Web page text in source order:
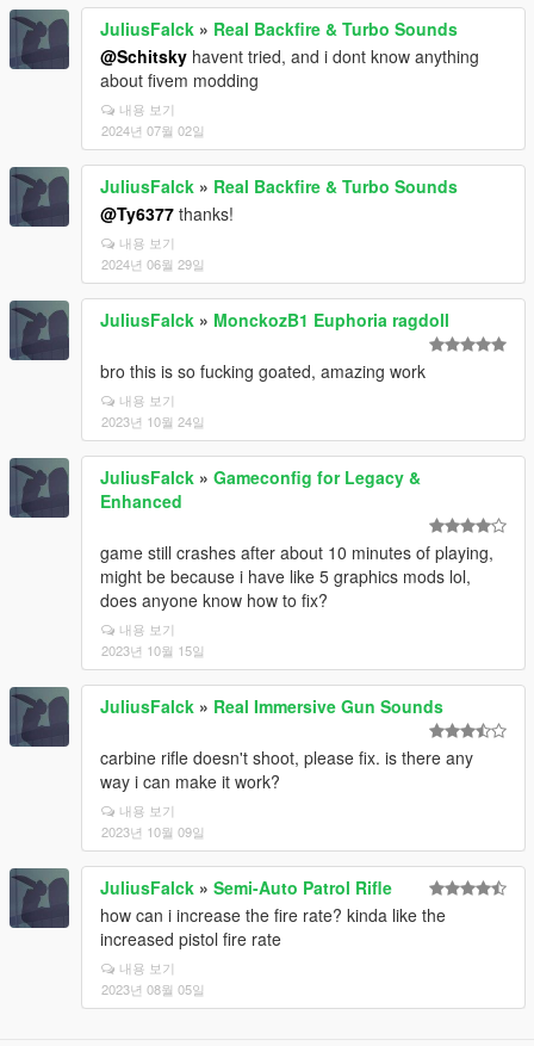
JuliusFalck » Real Backfire & Turbo Sounds
@Schitsky havent tried, and i dont know anything
about fivem modding
내용 보기
2024년 07월 02일
JuliusFalck » Real Backfire & Turbo Sounds
@Ty6377 thanks!
내용 보기
2024년 06월 29일
JuliusFalck » MonckozB1 Euphoria ragdoll
bro this is so fucking goated, amazing work
내용 보기
2023년 10월 24일
JuliusFalck » Gameconfig for Legacy &
Enhanced
game still crashes after about 10 minutes of playing,
might be because i have like 5 graphics mods lol,
does anyone know how to fix?
내용 보기
2023년 10월 15일
JuliusFalck » Real Immersive Gun Sounds
carbine rifle doesn't shoot, please fix. is there any
way i can make it work?
내용 보기
2023년 10월 09일
JuliusFalck » Semi-Auto Patrol Rifle
how can i increase the fire rate? kinda like the
increased pistol fire rate
내용 보기
2023년 08월 05일